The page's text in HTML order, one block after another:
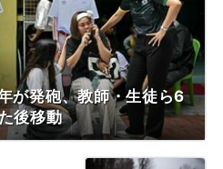
が発砲、教師・生徒ら6
後移動